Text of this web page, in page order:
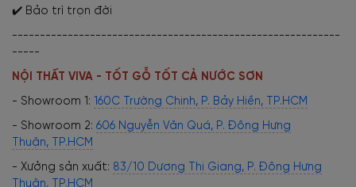
✔️ Bảo trì trọn đời
-----------------------------------------------------------
-----
NỘI THẤT VIVA - TỐT GỖ TỐT CẢ NƯỚC SƠN
- Showroom 1: 160C Trường Chinh, P. Bảy Hiền, TP.HCM
- Showroom 2: 606 Nguyễn Văn Quá, P. Đông Hưng
Thuận, TP.HCM
- Xưởng sản xuất: 83/10 Dương Thị Giang, P. Đông Hưng
Thuận, TP.HCM